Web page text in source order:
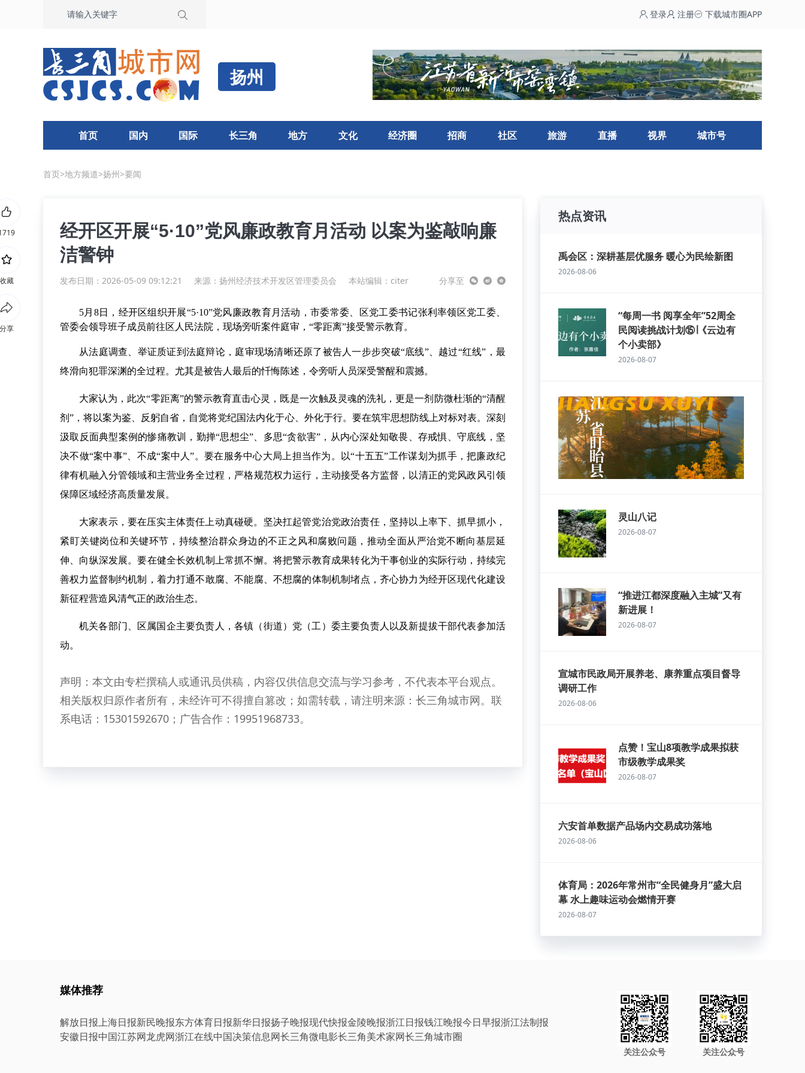
登录 注册 下载城市圈APP
扬州
首页 国内 国际 长三角 地方 文化 经济圈 招商 社区 旅游 直播 视界 城市号
首页>地方频道>扬州>要闻
经开区开展“5·10”党风廉政教育月活动 以案为鉴敲响廉
洁警钟
发布日期：2026-05-09 09:12:21 来源： 扬州经济技术开发区管理委员会 本站编辑：citer 分享至
5月8日，经开区组织开展“5·10”党风廉政教育月活动，市委常委、区党工委书记张利率领区党工委、
管委会领导班子成员前往区人民法院，现场旁听案件庭审，“零距离”接受警示教育。
从法庭调查、举证质证到法庭辩论，庭审现场清晰还原了被告人一步步突破“底线”、越过“红线”，最
终滑向犯罪深渊的全过程。尤其是被告人最后的忏悔陈述，令旁听人员深受警醒和震撼。
大家认为，此次“零距离”的警示教育直击心灵，既是一次触及灵魂的洗礼，更是一剂防微杜渐的“清醒
剂”，将以案为鉴、反躬自省，自觉将党纪国法内化于心、外化于行。要在筑牢思想防线上对标对表。深刻
汲取反面典型案例的惨痛教训，勤掸“思想尘”、多思“贪欲害”，从内心深处知敬畏、存戒惧、守底线，坚
决不做“案中事”、不成“案中人”。要在服务中心大局上担当作为。以“十五五”工作谋划为抓手，把廉政纪
律有机融入分管领域和主营业务全过程，严格规范权力运行，主动接受各方监督，以清正的党风政风引领
保障区域经济高质量发展。
大家表示，要在压实主体责任上动真碰硬。坚决扛起管党治党政治责任，坚持以上率下、抓早抓小，
紧盯关键岗位和关键环节，持续整治群众身边的不正之风和腐败问题，推动全面从严治党不断向基层延
伸、向纵深发展。要在健全长效机制上常抓不懈。将把警示教育成果转化为干事创业的实际行动，持续完
善权力监督制约机制，着力打通不敢腐、不能腐、不想腐的体制机制堵点，齐心协力为经开区现代化建设
新征程营造风清气正的政治生态。
机关各部门、区属国企主要负责人，各镇（街道）党（工）委主要负责人以及新提拔干部代表参加活
动。
声明：本文由专栏撰稿人或通讯员供稿，内容仅供信息交流与学习参考，不代表本平台观点。
相关版权归原作者所有，未经许可不得擅自篡改；如需转载，请注明来源：长三角城市网。联
系电话：15301592670；广告合作：19951968733。
热点资讯
禹会区：深耕基层优服务 暖心为民绘新图
2026-08-06
“每周一书 阅享全年”52周全
民阅读挑战计划⑮∣《云边有
个小卖部》
2026-08-07
灵山八记
2026-08-07
“推进江都深度融入主城”又有
新进展！
2026-08-07
宣城市民政局开展养老、康养重点项目督导
调研工作
2026-08-06
点赞！宝山8项教学成果拟获
市级教学成果奖
2026-08-07
六安首单数据产品场内交易成功落地
2026-08-06
体育局：2026年常州市“全民健身月”盛大启
幕 水上趣味运动会燃情开赛
2026-08-07
收藏
分享
媒体推荐
解放日报上海日报新民晚报东方体育日报新华日报扬子晚报现代快报金陵晚报浙江日报钱江晚报今日早报浙江法制报
安徽日报中国江苏网龙虎网浙江在线中国决策信息网长三角微电影长三角美术家网长三角城市圈
关注公众号 关注公众号